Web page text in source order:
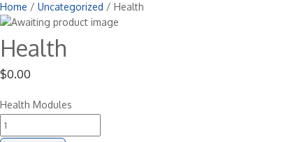
Home / Uncategorized / Health
Health
$0.00
Health Modules
quantity